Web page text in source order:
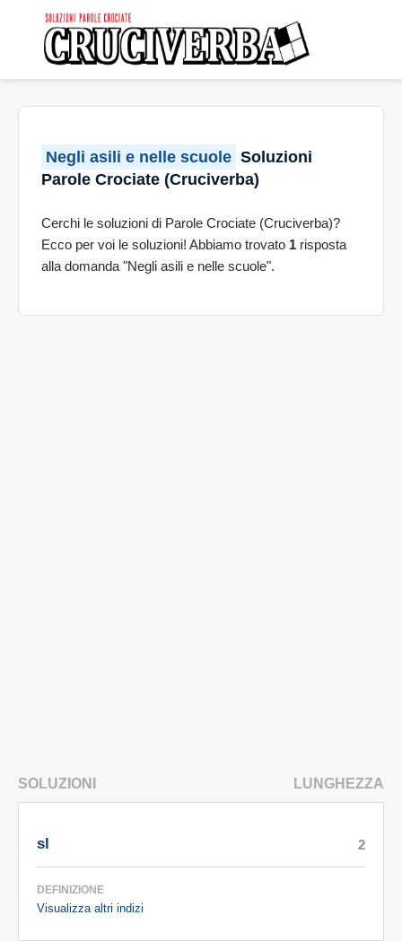
Negli asili e nelle scuole Soluzioni
Parole Crociate (Cruciverba)
Cerchi le soluzioni di Parole Crociate (Cruciverba)?
Ecco per voi le soluzioni! Abbiamo trovato 1 risposta
alla domanda "Negli asili e nelle scuole".
SOLUZIONI LUNGHEZZA
sl
DEFINIZIONE
Visualizza altri indizi
2